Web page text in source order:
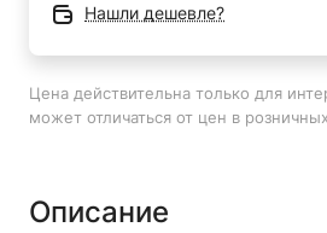
Нашли дешевле?
Цена действительна только для
может отличаться от цен в
Описание